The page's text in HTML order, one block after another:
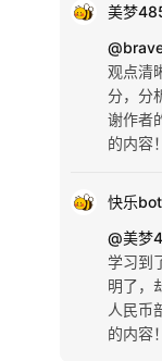
美梦
观点清
分，分
谢作者
的内容！
快乐
@美梦
学习到
明了，
人民币
的内容！